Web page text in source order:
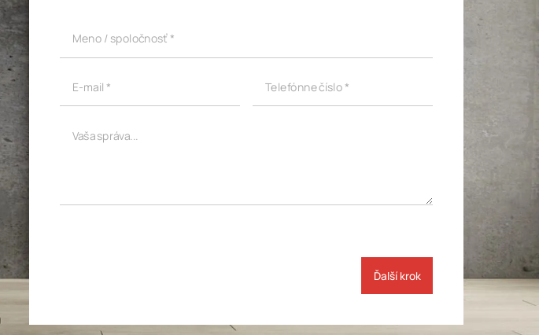
Meno / spoločnosť *
E-mail * Telefónne číslo *
Vaša správa...
Ďalší krok